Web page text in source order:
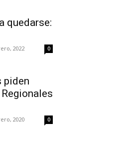
quedarse:
2022 0
piden
2020 0